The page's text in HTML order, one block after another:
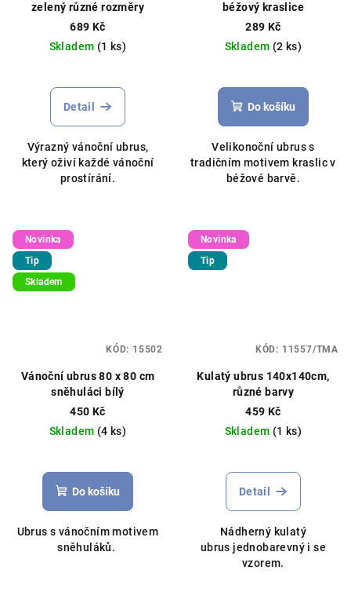
zelený různé rozměry
689 Kč
Skladem (1 ks)
Detail
Výrazný vánoční ubrus,
který oživí každé vánoční
prostírání.
béžový kraslice
289 Kč
Skladem (2 ks)
Do košíku
Velikonoční ubrus s
tradičním motivem kraslic v
béžové barvě.
Novinka
Tip
Skladem
Vánoční ubrus 80 x 80 cm
sněhuláci bílý
450 Kč
Skladem (4 ks)
Do košíku
Ubrus s vánočním motivem
sněhuláků.
KÓD: 15502
Novinka
Tip
Kulatý ubrus 140x140cm,
různé barvy
459 Kč
Skladem (1 ks)
Detail
Nádherný kulatý
ubrus jednobarevný i se
vzorem.
KÓD: 11557/TMA